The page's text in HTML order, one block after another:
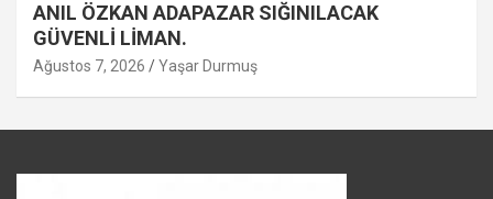
ANIL ÖZKAN ADAPAZAR SIĞINILACAK
GÜVENLİ LİMAN.
Ağustos 7, 2026 Yaşar Durmuş